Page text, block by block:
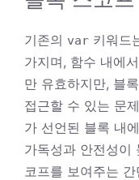
기존의 var 키워드
가지며, 함수 내에
만 유효하지만, 블
접근할 수 있는 문
가 선언된 블록 내
가독성과 안전성이
코프를 보여주는